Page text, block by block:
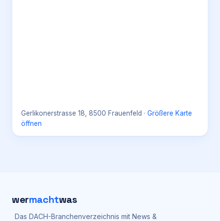
Gerlikonerstrasse 18, 8500 Frauenfeld · Größere Karte
öffnen
wermachtwas
Das DACH-Branchenverzeichnis mit News &